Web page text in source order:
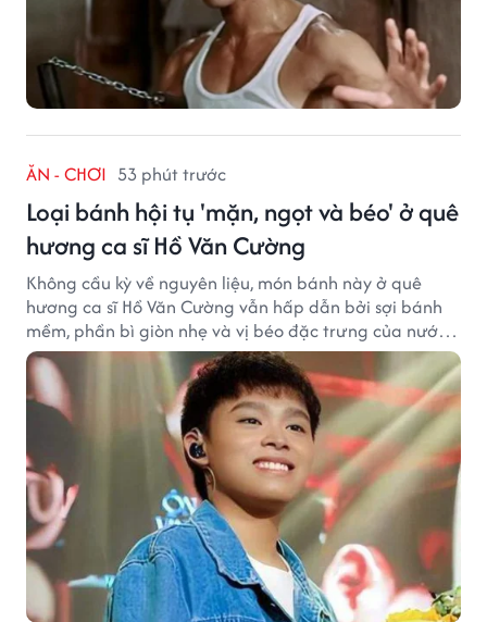
ĂN - CHƠI 53 phút trước
Loại bánh hội tụ 'mặn, ngọt và béo' ở quê
hương ca sĩ Hồ Văn Cường
Không cầu kỳ về nguyên liệu, món bánh này ở quê
hương ca sĩ Hồ Văn Cường vẫn hấp dẫn bởi sợi bánh
mềm, phần bì giòn nhẹ và vị béo đặc trưng của nước
cốt dừa.